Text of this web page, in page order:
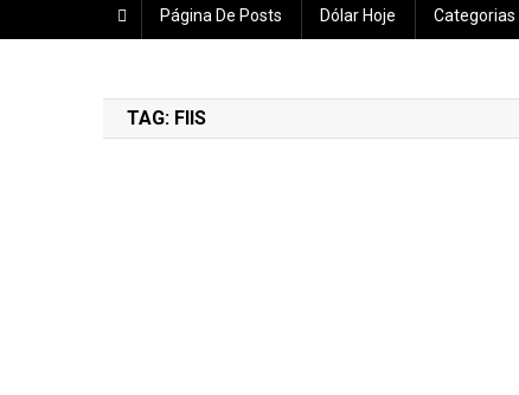
Página De Posts Dólar Hoje Categorias
TAG: FIIS